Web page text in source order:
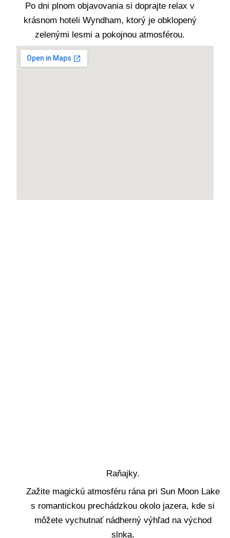
Po dni plnom objavovania si doprajte relax v
krásnom hoteli Wyndham, ktorý je obklopený
zelenými lesmi a pokojnou atmosférou.
Raňajky.
Zažite magickú atmosféru rána pri Sun Moon Lake
s romantickou prechádzkou okolo jazera, kde si
môžete vychutnať nádherný výhľad na východ
slnka.